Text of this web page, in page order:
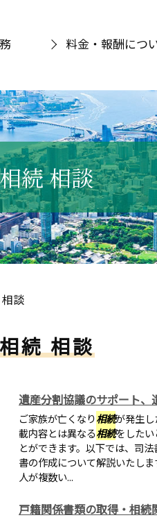
料金・報酬につ
続 相談
談
続 相談
遺産分割協議のサポート、
ご家族が亡くなり相続が発生
載内容とは異なる相続をした
とができます。以下では、司
書の作成について解説いたし
人が複数い...
戸籍関係書類の取得・相続